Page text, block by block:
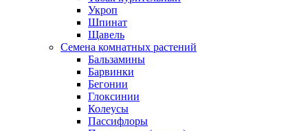
Укроп
Шпинат
Щавель
Семена комнатных растений
Бальзамины
Барвинки
Бегонии
Глоксинии
Колеусы
Пассифлоры